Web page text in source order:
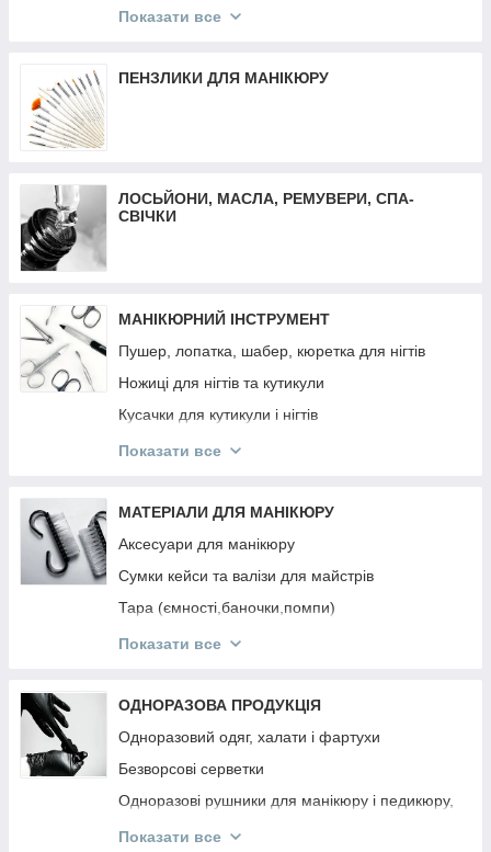
Трафарети для френча, дизайну, аерографії
Втирка
Матеріали для депіляції
Засоби до та після депіляції
Показати все
ПЕНЗЛИКИ ДЛЯ МАНІКЮРУ
ЛОСЬЙОНИ, МАСЛА, РЕМУВЕРИ, СПА-
СВІЧКИ
МАНІКЮРНИЙ ІНСТРУМЕНТ
Пушер, лопатка, шабер, кюретка для нігтів
Ножиці для нігтів та кутикули
Кусачки для кутикули і нігтів
Манікюрні набори
Інструмент OSTRO
Показати все
МАТЕРІАЛИ ДЛЯ МАНІКЮРУ
Аксесуари для манікюру
Сумки кейси та валізи для майстрів
Тара (ємності,баночки,помпи)
Підлокітники
Показати все
ОДНОРАЗОВА ПРОДУКЦІЯ
Одноразовий одяг, халати і фартухи
Безворсові серветки
Одноразові рушники для манікюру і педикюру,
Показати все